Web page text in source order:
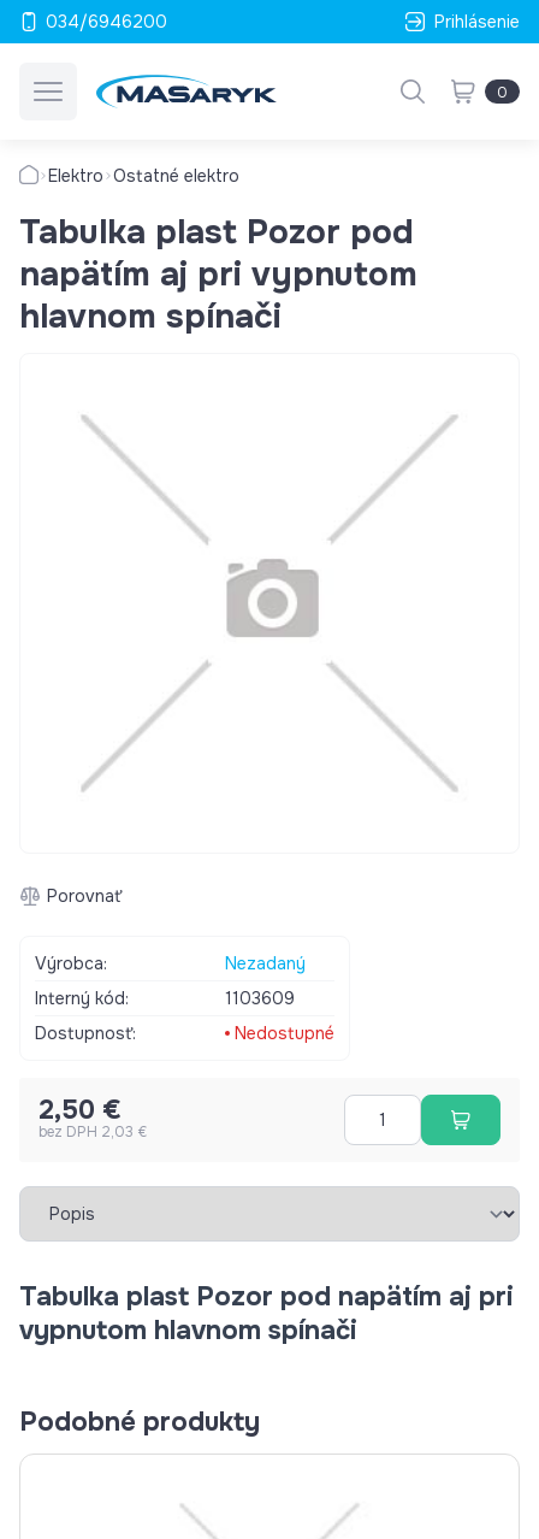
034/6946200 Prihlásenie
0
Elektro Ostatné elektro
Tabulka plast Pozor pod
napätím aj pri vypnutom
hlavnom spínači
Porovnať
Výrobca:
Nezadaný
Interný kód:
1103609
Dostupnosť:
Nedostupné
2,50 €
bez DPH 2,03 €
Vybrať záložku
Tabulka plast Pozor pod napätím aj pri
vypnutom hlavnom spínači
Podobné produkty